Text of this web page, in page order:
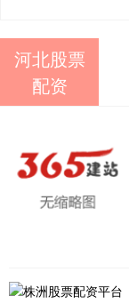
河北股票
配资